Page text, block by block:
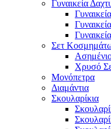
Γυναικεία
Σετ
Χρυσό
Μονόπετρα
Διαμάντια
Σκουλαρίκια